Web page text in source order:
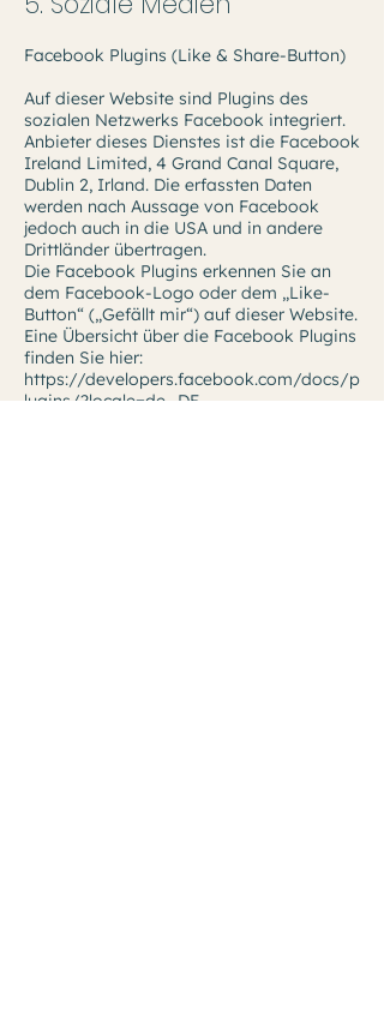
Facebook Plugins (Like & Share-Button)
Auf dieser Website sind Plugins des
sozialen Netzwerks Facebook integriert.
Anbieter dieses Dienstes ist die Facebook
Ireland Limited, 4 Grand Canal Square,
Dublin 2, Irland. Die erfassten Daten
werden nach Aussage von Facebook
jedoch auch in die USA und in andere
Drittländer übertragen.
Die Facebook Plugins erkennen Sie an
dem Facebook-Logo oder dem „Like-
Button“ („Gefällt mir“) auf dieser Website.
Eine Übersicht über die Facebook Plugins
finden Sie hier:
https://developers.facebook.com/docs/p
lugins/?locale=de_DE.